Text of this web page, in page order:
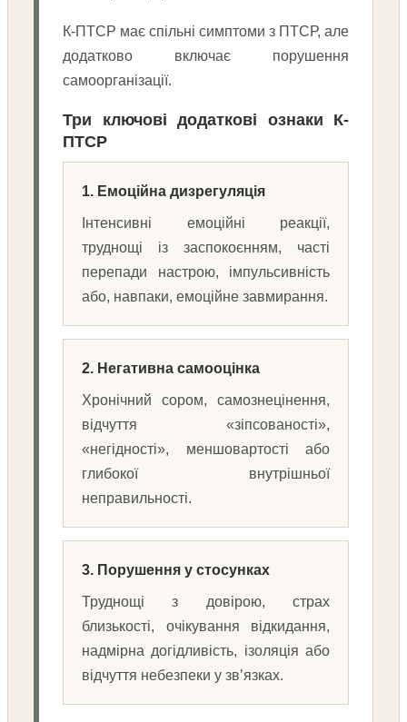
К-ПТСР має спільні симптоми з ПТСР, але
додатково включає порушення
самоорганізації.
Три ключові додаткові ознаки К-
ПТСР
1. Емоційна дизрегуляція
Інтенсивні емоційні реакції,
труднощі із заспокоєнням, часті
перепади настрою, імпульсивність
або, навпаки, емоційне завмирання.
2. Негативна самооцінка
Хронічний сором, самознецінення,
відчуття «зіпсованості»,
«негідності», меншовартості або
глибокої внутрішньої
неправильності.
3. Порушення у стосунках
Труднощі з довірою, страх
близькості, очікування відкидання,
надмірна догідливість, ізоляція або
відчуття небезпеки у зв’язках.